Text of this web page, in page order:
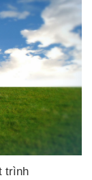
trình